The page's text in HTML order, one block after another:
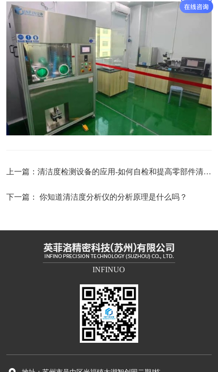
上一篇：清洁度检测设备的应用-如何自检和提高零部件清洁度?
下一篇：你知道清洁度分析仪的分析原理是什么吗？
INFINUO